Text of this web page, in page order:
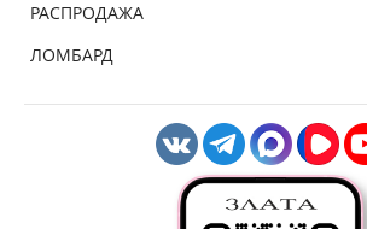
РАСПРОДАЖА
ЛОМБАРД